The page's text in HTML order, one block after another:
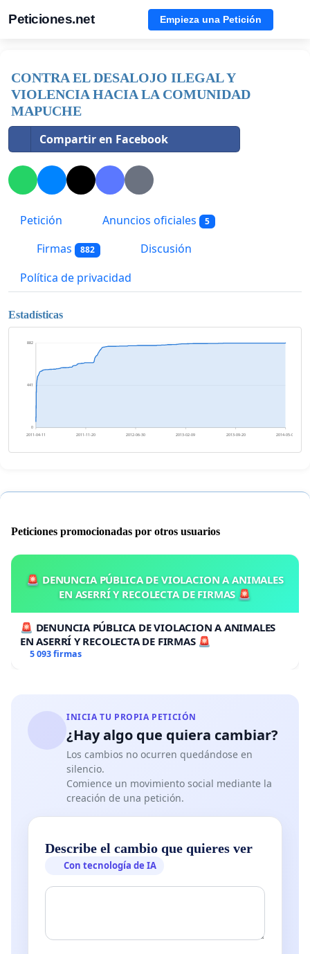
Peticiones.net Empieza una Petición
CONTRA EL DESALOJO ILEGAL Y
VIOLENCIA HACIA LA COMUNIDAD
MAPUCHE
Compartir en Facebook
Petición Anuncios oficiales 5
Firmas 882
Discusión
Política de privacidad
Estadísticas
0
441
882
2011-04-11 2011-11-20 2012-06-30 2013-02-09 2013-09-20 2014-05-01
Peticiones promocionadas por otros usuarios
🚨 DENUNCIA PÚBLICA DE VIOLACION A ANIMALES
EN ASERRÍ Y RECOLECTA DE FIRMAS 🚨
🚨 DENUNCIA PÚBLICA DE VIOLACION A ANIMALES
EN ASERRÍ Y RECOLECTA DE FIRMAS 🚨
5 093 firmas
INICIA TU PROPIA PETICIÓN
¿Hay algo que quiera cambiar?
Los cambios no ocurren quedándose en
silencio.
Comience un movimiento social mediante la
creación de una petición.
Describe el cambio que quieres ver
Con tecnología de IA